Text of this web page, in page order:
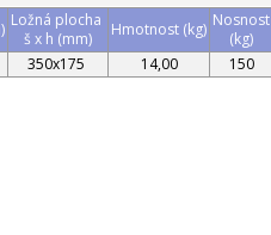
Ložná plocha
š x h (mm)
Hmotnost (kg) Nosnost
(kg)
350x175 14,00 150